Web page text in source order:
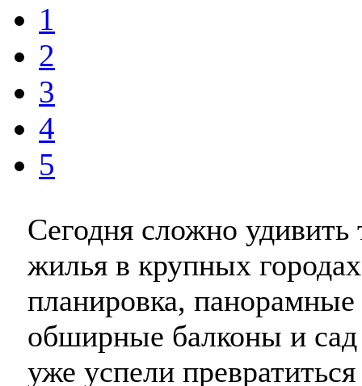
1
2
3
4
5
Сегодня сложно удивить
жилья в крупных
планировка,
обширные балконы и
уже успели